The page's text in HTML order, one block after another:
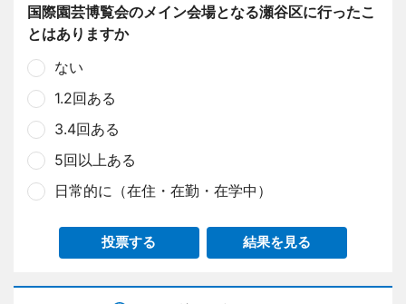
国際園芸博覧会のメイン会場となる瀬谷区に行ったこ
とはありますか
ない
1.2回ある
3.4回ある
5回以上ある
日常的に（在住・在勤・在学中）
投票する 結果を見る